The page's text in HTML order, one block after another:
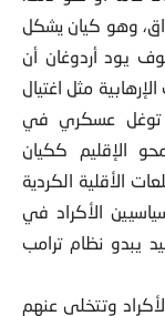
وهو كيان يشكل
يود أردوغان أن
مثل اغتيال
توغل عسكري في
الإقليم ككيان
الأقلية الكردية
الأكراد في
يبدو نظام ترامب
وتتخلى عنهم